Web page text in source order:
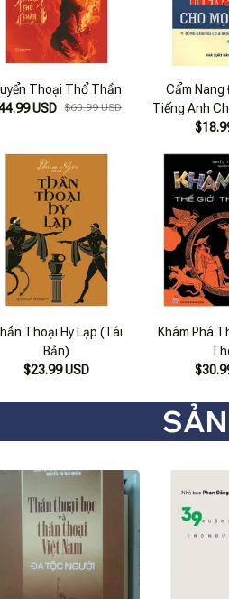
Thoại Thổ Thần
USD
$60.99 USD
Cẩm Nang
Tiếng Anh
Thoại Hy Lạp (Tái
Bản)
$23.99 USD
Khám Phá